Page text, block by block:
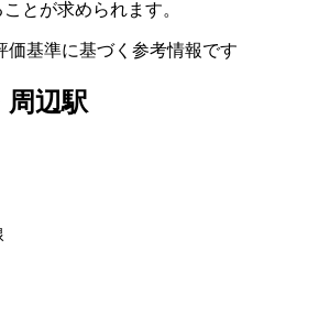
とが求められます。
基準に基づく参考情報です
周辺駅